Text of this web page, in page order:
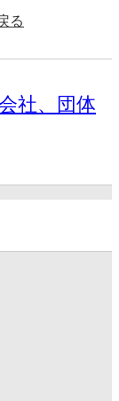
る
社、団体